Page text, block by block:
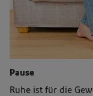
Eine
Frau
Pause
Ruhe ist für die